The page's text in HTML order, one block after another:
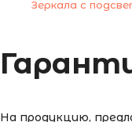
Зеркала с
На продукцию,